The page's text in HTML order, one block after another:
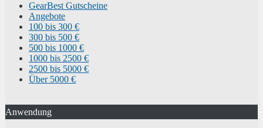
GearBest Gutscheine
Angebote
100 bis 300 €
300 bis 500 €
500 bis 1000 €
1000 bis 2500 €
2500 bis 5000 €
Über 5000 €
Anwendung